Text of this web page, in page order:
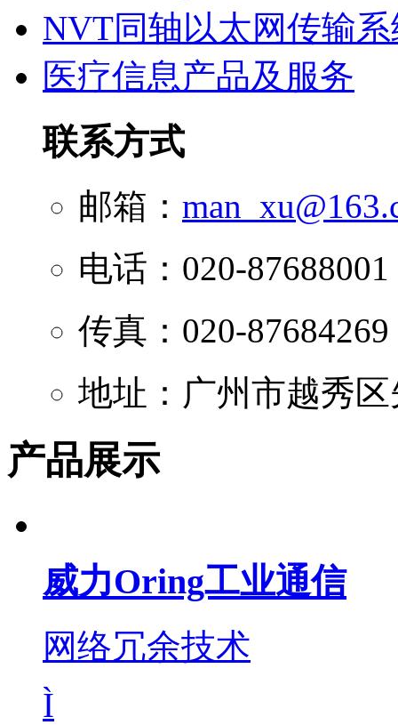
NVT同轴以太网传输
医疗信息产品及服务
联系方式
邮箱：
电话：020-87688001
传真：020-87684269
地址：广州市越秀
产品展示
威力Oring工业通信
网络冗余技术
Ì